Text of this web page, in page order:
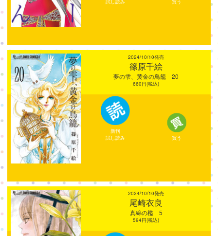
試し読み
買う
2024/10/10発売
篠原千絵
夢の雫、黄金の鳥籠 20
660円(税込)
新刊
試し読み
買う
2024/10/10発売
尾崎衣良
真綿の檻 5
594円(税込)